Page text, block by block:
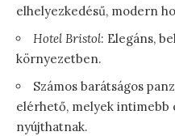
elhelyezkedésű, modern
Hotel Bristol: Elegáns,
környezetben.
Számos barátságos
elérhető, melyek intimebb
nyújthatnak.